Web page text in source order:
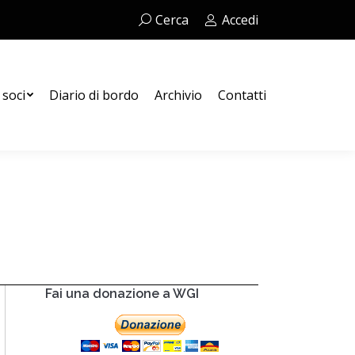
Cerca:Cerca Accedi
Diario di bordo Archivio Contatti
Fai una donazione a WGI
Contatti